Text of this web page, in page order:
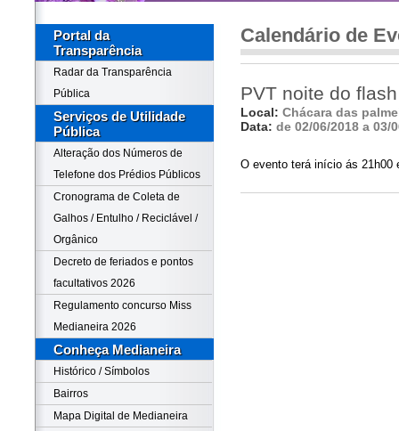
Portal da
Transparência
Radar da Transparência
Pública
Serviços de Utilidade
Pública
Alteração dos Números de
Telefone dos Prédios Públicos
Cronograma de Coleta de
Galhos / Entulho / Reciclável /
Orgânico
Decreto de feriados e pontos
facultativos 2026
Regulamento concurso Miss
Medianeira 2026
Conheça Medianeira
Histórico / Símbolos
Bairros
Mapa Digital de Medianeira
Calendário de
PVT noite do
Local: Chácara das
Data: de 02/06/2018 a 03/
O evento terá início ás 21h00